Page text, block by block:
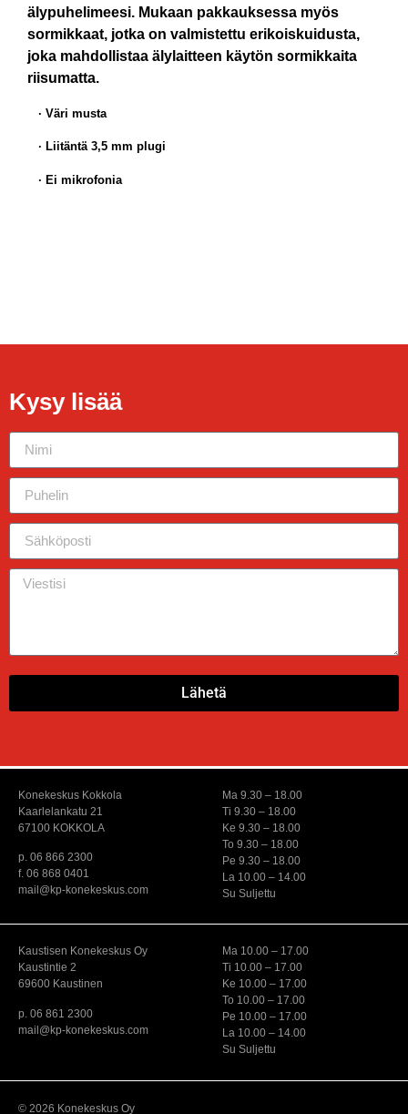
älypuhelimeesi. Mukaan pakkauksessa myös
sormikkaat, jotka on valmistettu erikoiskuidusta,
joka mahdollistaa älylaitteen käytön sormikkaita
riisumatta.
· Väri musta
· Liitäntä 3,5 mm plugi
· Ei mikrofonia
Kysy lisää
Lähetä
Konekeskus Kokkola
Kaarlelankatu 21
67100 KOKKOLA
p. 06 866 2300
f. 06 868 0401
mail@kp-konekeskus.com
Ma 9.30 – 18.00
Ti 9.30 – 18.00
Ke 9.30 – 18.00
To 9.30 – 18.00
Pe 9.30 – 18.00
La 10.00 – 14.00
Su Suljettu
Kaustisen Konekeskus Oy
Kaustintie 2
69600 Kaustinen
p. 06 861 2300
mail@kp-konekeskus.com
Ma 10.00 – 17.00
Ti 10.00 – 17.00
Ke 10.00 – 17.00
To 10.00 – 17.00
Pe 10.00 – 17.00
La 10.00 – 14.00
Su Suljettu
© 2026 Konekeskus Oy